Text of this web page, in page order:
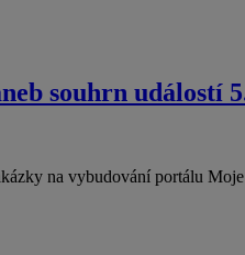
souhrn událostí
na vybudování portálu